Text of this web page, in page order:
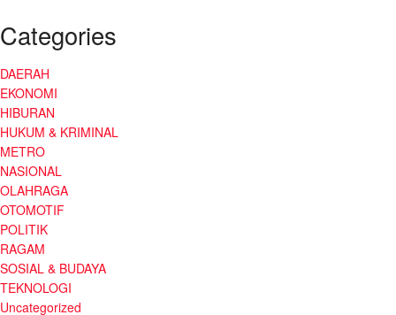
Categories
DAERAH
EKONOMI
HIBURAN
HUKUM & KRIMINAL
METRO
NASIONAL
OLAHRAGA
OTOMOTIF
POLITIK
RAGAM
SOSIAL & BUDAYA
TEKNOLOGI
Uncategorized